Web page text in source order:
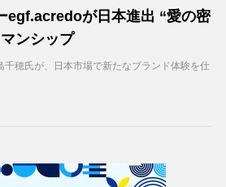
egf.acredoが日本進出 “愛の密
ンシップ
千穂氏が、日本市場で新たなブランド体験を仕